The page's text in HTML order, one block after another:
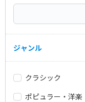
ジャンル
クラシック
ポピュラー・洋楽